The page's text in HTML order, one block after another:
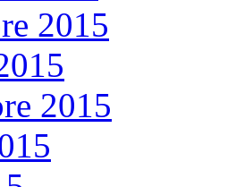
2015
2015